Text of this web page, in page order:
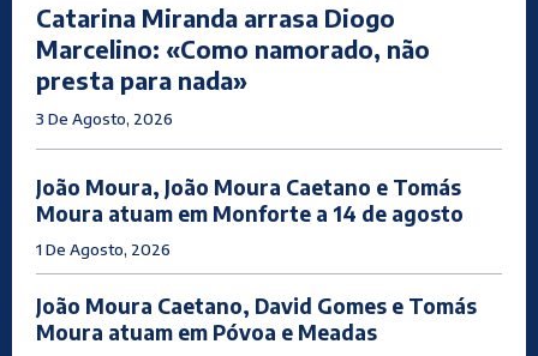
Catarina Miranda arrasa Diogo
Marcelino: «Como namorado, não
presta para nada»
3 De Agosto, 2026
João Moura, João Moura Caetano e Tomás
Moura atuam em Monforte a 14 de agosto
1 De Agosto, 2026
João Moura Caetano, David Gomes e Tomás
Moura atuam em Póvoa e Meadas